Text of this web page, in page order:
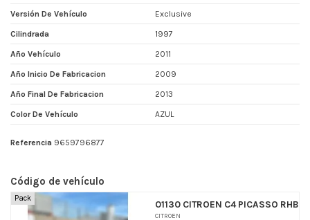
Versión De Vehículo Exclusive
Cilindrada 1997
Año Vehículo 2011
Año Inicio De Fabricacion 2009
Año Final De Fabricacion 2013
Color De Vehículo AZUL
Referencia 9659796877
Código de vehículo
Pack
01130 CITROEN C4 PICASSO RHB
CITROEN